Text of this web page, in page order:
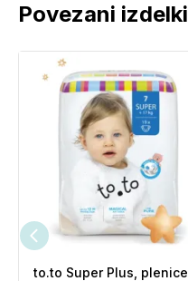
Povezani izdelki
to.to Super Plus, plenice